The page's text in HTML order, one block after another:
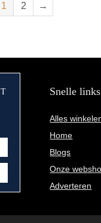
1 2 →
Snelle links
Alles
Home
Blogs
Onze
Adverteren